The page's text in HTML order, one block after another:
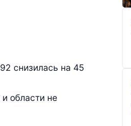
снизилась на 45
области не